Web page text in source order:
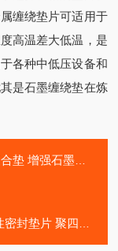
缠绕垫片可适用于
高温差大低温，是
各种中低压设备和
是石墨缠绕垫在炼
增强石墨垫片
片 聚四氟乙烯垫